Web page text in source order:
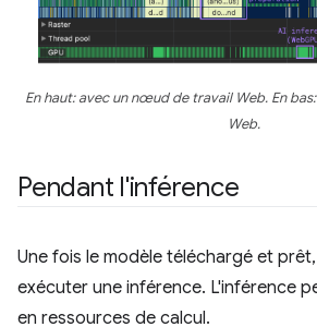
En haut: avec un nœud de travail Web. En
Web.
Pendant l'inférence
Une fois le modèle téléchargé et
exécuter une inférence. L'inférence
en ressources de calcul.